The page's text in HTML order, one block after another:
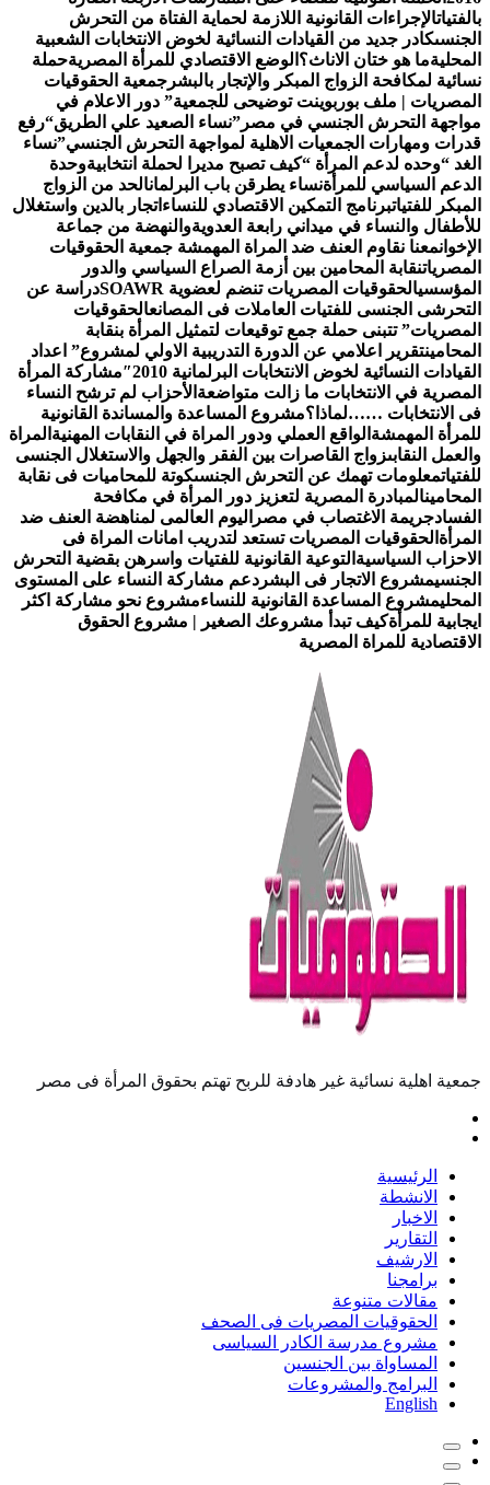
الإجراءات القانونية اللازمة لحماية الفتاة من التحرش
كادر جديد من القيادات النسائية لخوض الانتخابات الشعبية
ما هو ختان الاناث؟الوضع الاقتصادي للمرأة المصريةحملة
لمكافحة الزواج المبكر والإتجار بالبشرجمعية الحقوقيات
| ملف بوربوينت توضيحى للجمعية” دور الاعلام في
التحرش الجنسي في مصر” نساء الصعيد علي الطريق“رفع
ومهارات الجمعيات الاهلية لمواجهة التحرش الجنسي”نساء
“وحده لدعم المرأة “ كيف تصبح مديرا لحملة انتخابيةوحدة
السياسي للمرأة نساء يطرقن باب البرلمانالحد من الزواج
للفتياتبرنامج التمكين الاقتصادي للنساءاتجار بالدين واستغلال
والنساء في ميداني رابعة العدويةوالنهضة من جماعة
معنا نقاوم العنف ضد المراة المهمشة جمعية الحقوقيات
نقابة المحامين بين أزمة الصراع السياسي والدور
الحقوقيات المصريات تنضم لعضوية SOAWR
دراسة عن
الجنسى للفتيات العاملات فى المصانعالحقوقيات
تتبنى حملة جمع توقيعات لتمثيل المرأة بنقابة
تقرير اعلامي عن الدورة التدريبية الاولي لمشروع” اعداد
النسائية لخوض الانتخابات البرلمانية 2010″
مشاركة المرأة
في الانتخابات ما زالت متواضعةالأحزاب لم ترشح النساء
الانتخابات ……لماذا؟ مشروع المساعدة والمساندة القانونية
المهمشةالواقع العملي ودور المراة في النقابات المهنيةالمراة
النقابىزواج القاصرات بين الفقر والجهل والاستغلال الجنسى
معلومات تهمك عن التحرش الجنسىكوتة للمحاميات فى نقابة
المبادرة المصرية لتعزيز دور المرأة في مكافحة
جريمة الاغتصاب في مصراليوم العالمى لمناهضة العنف ضد
الحقوقيات المصريات تستعد لتدريب امانات المراة فى
السياسيةالتوعية القانونية للفتيات واسرهن بقضية التحرش
مشروع الاتجار فى البشردعم مشاركة النساء على المستوى
مشروع المساعدة القانونية للنساءمشروع نحو مشاركة اكثر
للمرأة كيف تبدأ مشروعك الصغير | مشروع الحقوق
للمراة المصرية
اهلية نسائية غير هادفة للربح تهتم بحقوق المرأة فى مصر
الرئيسية
الانشطة
الاخبار
التقارير
الارشيف
برامجنا
مقالات متنوعة
الحقوقيات المصريات فى الصحف
مشروع مدرسة الكادر السياسى
المساواة بين الجنسين
البرامج والمشروعات
English